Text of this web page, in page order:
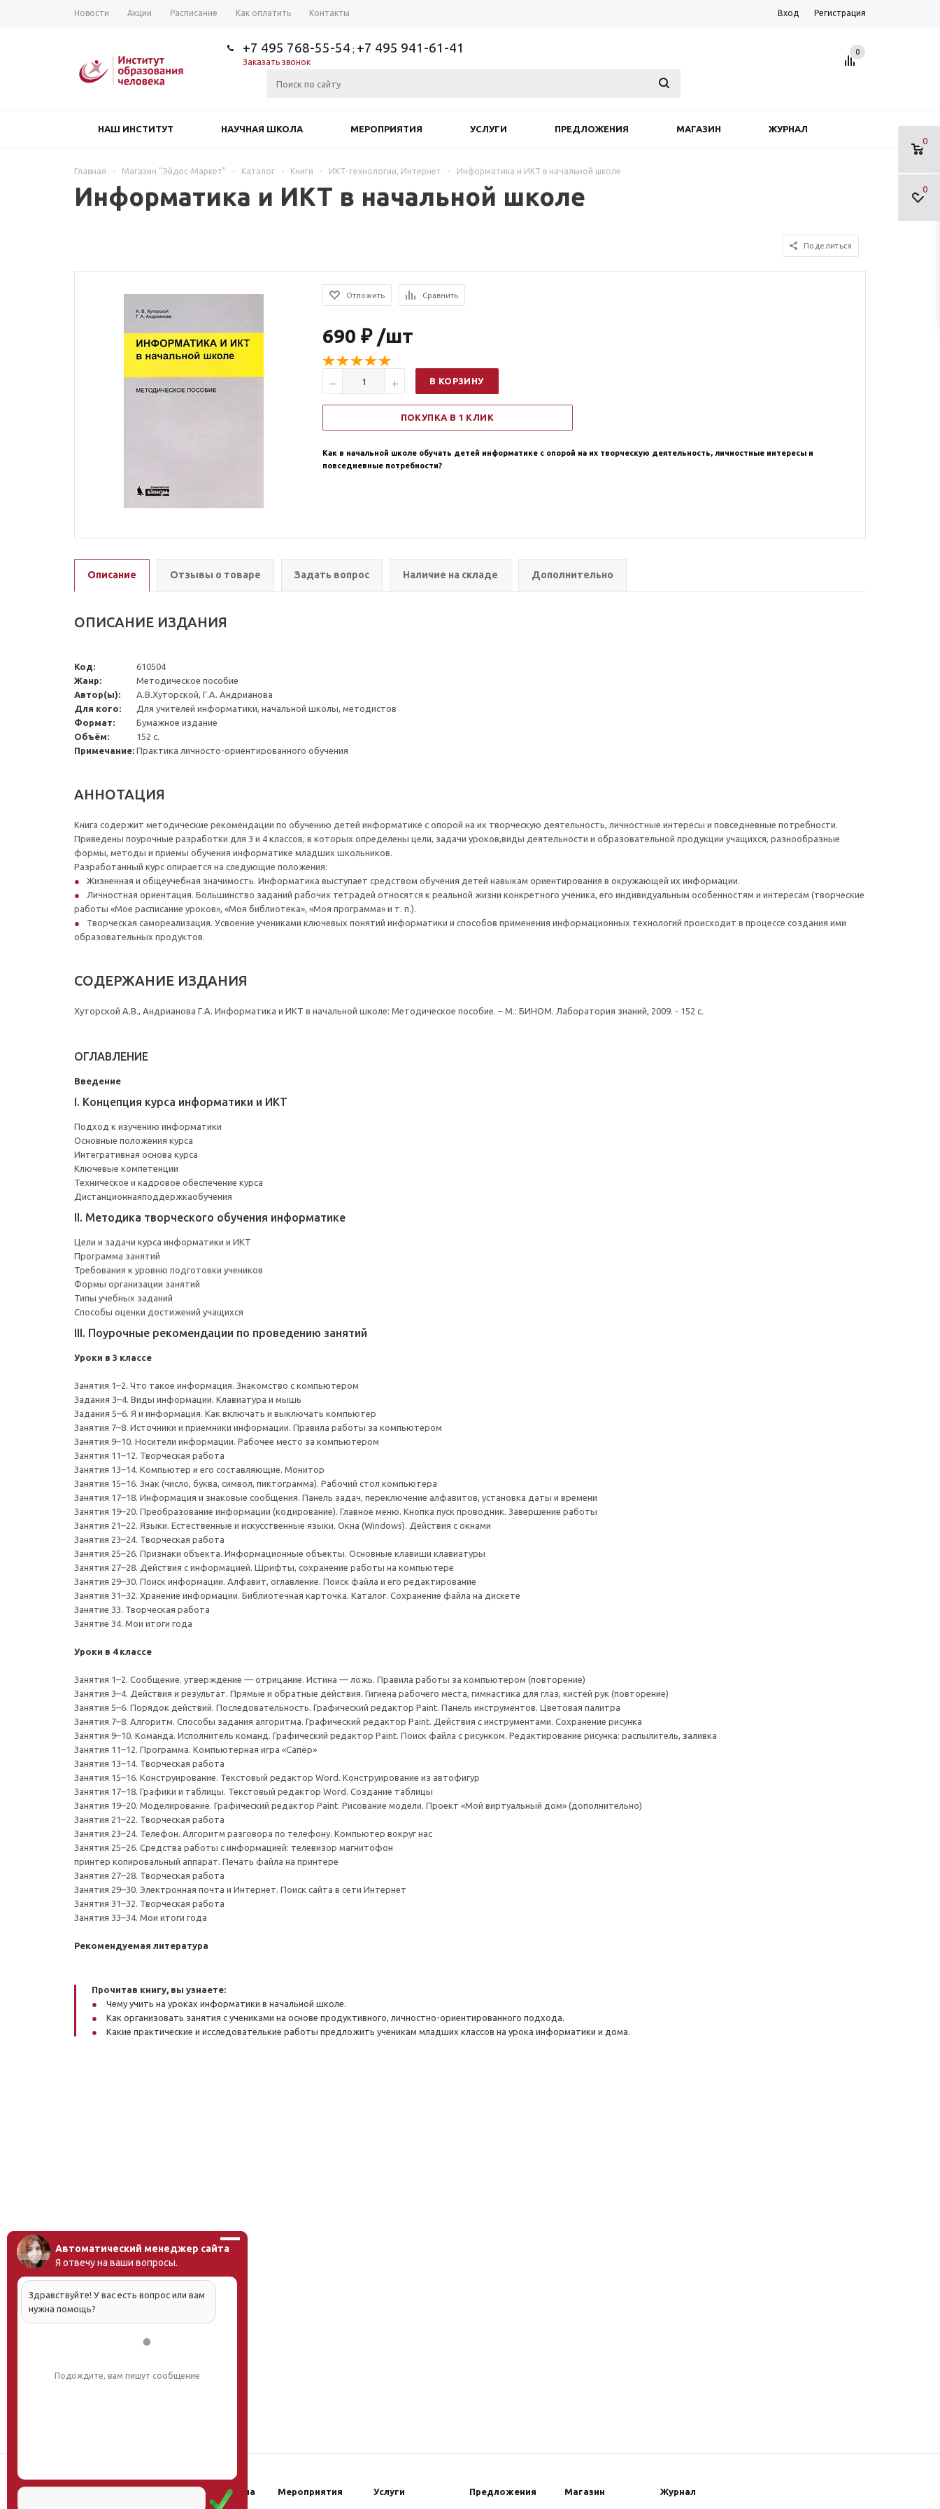
Новости Акции Расписание Как оплатить Контакты Вход Регистрация
+7 495 768-55-54 ; +7 495 941-61-41
Заказать звонок
0
0
0
НАШ ИНСТИТУТ НАУЧНАЯ ШКОЛА МЕРОПРИЯТИЯ УСЛУГИ ПРЕДЛОЖЕНИЯ МАГАЗИН ЖУРНАЛ
Главная - Магазин "Эйдос-Маркет" - Каталог - Книги - ИКТ-технологии, Интернет - Информатика и ИКТ в начальной школе
Информатика и ИКТ в начальной школе
Поделиться
Отложить Сравнить
690 ₽ /шт
В КОРЗИНУ
ПОКУПКА В 1 КЛИК
Как в начальной школе обучать детей информатике с опорой на их творческую деятельность, личностные интересы и
повседневные потребности?
Описание Отзывы о товаре Задать вопрос Наличие на складе Дополнительно
ОПИСАНИЕ ИЗДАНИЯ
Код:
610504
Жанр:
Методическое пособие
Автор(ы):
А.В.Хуторской, Г.А. Андрианова
Для кого:
Для учителей информатики, начальной школы, методистов
Формат:
Бумажное издание
Объём:
152 с.
Примечание: Практика личносто-ориентированного обучения
АННОТАЦИЯ
Книга содержит методические рекомендации по обучению детей информатике с опорой на их творческую деятельность, личностные интересы и повседневные потребности.
Приведены поурочные разработки для 3 и 4 классов, в которых определены цели, задачи уроков,виды деятельности и образовательной продукции учащихся, разнообразные
формы, методы и приемы обучения информатике младших школьников.
Разработанный курс опирается на следующие положения:
Жизненная и общеучебная значимость. Информатика выступает средством обучения детей навыкам ориентирования в окружающей их информации.
Личностная ориентация. Большинство заданий рабочих тетрадей относятся к реальной жизни конкретного ученика, его индивидуальным особенностям и интересам (творческие
работы «Мое расписание уроков», «Моя библиотека», «Моя программа» и т. п.).
Творческая самореализация. Усвоение учениками ключевых понятий информатики и способов применения информационных технологий происходит в процессе создания ими
образовательных продуктов.
СОДЕРЖАНИЕ ИЗДАНИЯ
Хуторской А.В., Андрианова Г.А. Информатика и ИКТ в начальной школе: Методическое пособие. – М.: БИНОМ. Лаборатория знаний, 2009. - 152 с.
ОГЛАВЛЕНИЕ
Введение
I. Концепция курса информатики и ИКТ
Подход к изучению информатики
Основные положения курса
Интегративная основа курса
Ключевые компетенции
Техническое и кадровое обеспечение курса
Дистанционнаяподдержкаобучения
II. Методика творческого обучения информатике
Цели и задачи курса информатики и ИКТ
Программа занятий
Требования к уровню подготовки учеников
Формы организации занятий
Типы учебных заданий
Способы оценки достижений учащихся
III. Поурочные рекомендации по проведению занятий
Уроки в 3 классе
Занятия 1–2. Что такое информация. Знакомство с компьютером
Задания 3–4. Виды информации. Клавиатура и мышь
Задания 5–6. Я и информация. Как включать и выключать компьютер
Занятия 7–8. Источники и приемники информации. Правила работы за компьютером
Занятия 9–10. Носители информации. Рабочее место за компьютером
Занятия 11–12. Творческая работа
Занятия 13–14. Компьютер и его составляющие. Монитор
Занятия 15–16. Знак (число, буква, символ, пиктограмма). Рабочий стол компьютера
Занятия 17–18. Информация и знаковые сообщения. Панель задач, переключение алфавитов, установка даты и времени
Занятия 19–20. Преобразование информации (кодирование). Главное меню. Кнопка пуск проводник. Завершение работы
Занятия 21–22. Языки. Естественные и искусственные языки. Окна (Windows). Действия с окнами
Занятия 23–24. Творческая работа
Занятия 25–26. Признаки объекта. Информационные объекты. Основные клавиши клавиатуры
Занятия 27–28. Действия с информацией. Шрифты, сохранение работы на компьютере
Занятия 29–30. Поиск информации. Алфавит, оглавление. Поиск файла и его редактирование
Занятия 31–32. Хранение информации. Библиотечная карточка. Каталог. Сохранение файла на дискете
Занятие 33. Творческая работа
Занятие 34. Мои итоги года
Уроки в 4 классе
Занятия 1–2. Сообщение. утверждение — отрицание. Истина — ложь. Правила работы за компьютером (повторение)
Занятия 3–4. Действия и результат. Прямые и обратные действия. Гигиена рабочего места, гимнастика для глаз, кистей рук (повторение)
Занятия 5–6. Порядок действий. Последовательность. Графический редактор Paint. Панель инструментов. Цветовая палитра
Занятия 7–8. Алгоритм. Способы задания алгоритма. Графический редактор Paint. Действия с инструментами. Сохранение рисунка
Занятия 9–10. Команда. Исполнитель команд. Графический редактор Paint. Поиск файла с рисунком. Редактирование рисунка: распылитель, заливка
Занятия 11–12. Программа. Компьютерная игра «Сапёр»
Занятия 13–14. Творческая работа
Занятия 15–16. Конструирование. Текстовый редактор Word. Конструирование из автофигур
Занятия 17–18. Графики и таблицы. Текстовый редактор Word. Создание таблицы
Занятия 19–20. Моделирование. Графический редактор Paint. Рисование модели. Проект «Мой виртуальный дом» (дополнительно)
Занятия 21–22. Творческая работа
Занятия 23–24. Телефон. Алгоритм разговора по телефону. Компьютер вокруг нас
Занятия 25–26. Средства работы с информацией: телевизор магнитофон
принтер копировальный аппарат. Печать файла на принтере
Занятия 27–28. Творческая работа
Занятия 29–30. Электронная почта и Интернет. Поиск сайта в сети Интернет
Занятия 31–32. Творческая работа
Занятия 33–34. Мои итоги года
Рекомендуемая литература
Прочитав книгу, вы узнаете:
Чему учить на уроках информатики в начальной школе.
Как организовать занятия с учениками на основе продуктивного, личностно-ориентированного подхода.
Какие практические и исследователькие работы предложить ученикам младших классов на урока информатики и дома.
Научная школа Мероприятия Услуги Предложения Магазин Журнал
Автоматический менеджер сайта
Я отвечу на ваши вопросы.
Здравствуйте! У вас есть вопрос или вам
нужна помощь?
Подождите, вам пишут сообщение